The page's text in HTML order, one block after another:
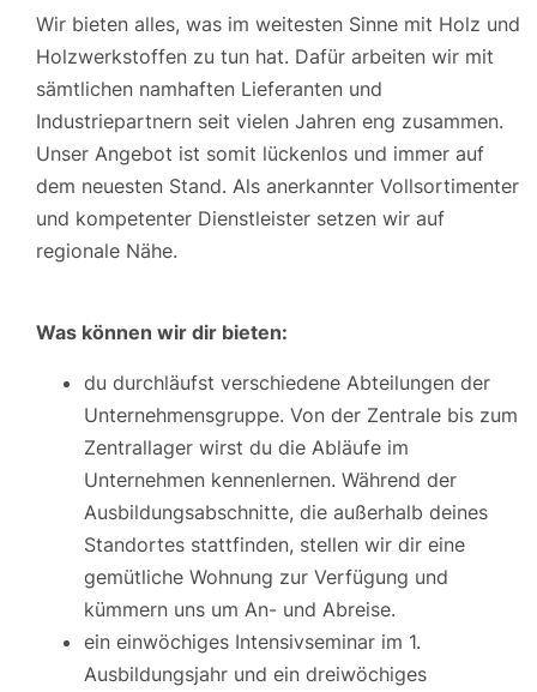
Wir bieten alles, was im weitesten Sinne mit Holz und
Holzwerkstoffen zu tun hat. Dafür arbeiten wir mit
sämtlichen namhaften Lieferanten und
Industriepartnern seit vielen Jahren eng zusammen.
Unser Angebot ist somit lückenlos und immer auf
dem neuesten Stand. Als anerkannter Vollsortimenter
und kompetenter Dienstleister setzen wir auf
regionale Nähe.
Was können wir dir bieten:
du durchläufst verschiedene Abteilungen der
Unternehmensgruppe. Von der Zentrale bis zum
Zentrallager wirst du die Abläufe im
Unternehmen kennenlernen. Während der
Ausbildungsabschnitte, die außerhalb deines
Standortes stattfinden, stellen wir dir eine
gemütliche Wohnung zur Verfügung und
kümmern uns um An- und Abreise.
ein einwöchiges Intensivseminar im 1.
Ausbildungsjahr und ein dreiwöchiges